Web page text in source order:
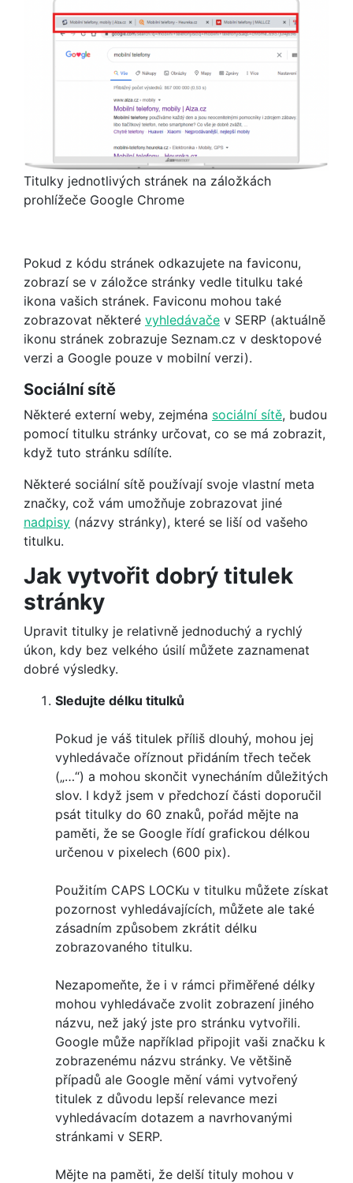
Titulky jednotlivých stránek na záložkách
prohlížeče Google Chrome
Pokud z kódu stránek odkazujete na faviconu,
zobrazí se v záložce stránky vedle titulku také
ikona vašich stránek. Faviconu mohou také
zobrazovat některé vyhledávače v SERP (aktuálně
ikonu stránek zobrazuje Seznam.cz v desktopové
verzi a Google pouze v mobilní verzi).
Sociální sítě
Některé externí weby, zejména sociální sítě, budou
pomocí titulku stránky určovat, co se má zobrazit,
když tuto stránku sdílíte.
Některé sociální sítě používají svoje vlastní meta
značky, což vám umožňuje zobrazovat jiné
nadpisy (názvy stránky), které se liší od vašeho
titulku.
Jak vytvořit dobrý titulek
stránky
Upravit titulky je relativně jednoduchý a rychlý
úkon, kdy bez velkého úsilí můžete zaznamenat
dobré výsledky.
Sledujte délku titulků
Pokud je váš titulek příliš dlouhý, mohou jej
vyhledávače oříznout přidáním třech teček
(„…“) a mohou skončit vynecháním důležitých
slov. I když jsem v předchozí části doporučil
psát titulky do 60 znaků, pořád mějte na
paměti, že se Google řídí grafickou délkou
určenou v pixelech (600 pix).
Použitím CAPS LOCKu v titulku můžete získat
pozornost vyhledávajících, můžete ale také
zásadním způsobem zkrátit délku
zobrazovaného titulku.
Nezapomeňte, že i v rámci přiměřené délky
mohou vyhledávače zvolit zobrazení jiného
názvu, než jaký jste pro stránku vytvořili.
Google může například připojit vaši značku k
zobrazenému názvu stránky. Ve většině
případů ale Google mění vámi vytvořený
titulek z důvodu lepší relevance mezi
vyhledávacím dotazem a navrhovanými
stránkami v SERP.
Mějte na paměti, že delší tituly mohou v